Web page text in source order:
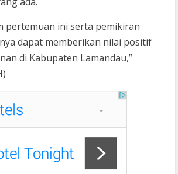
pertemuan ini serta pemikiran
dapat memberikan nilai positif
di Kabupaten Lamandau,”